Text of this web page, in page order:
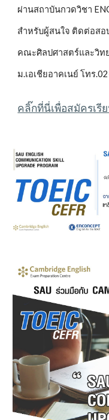
ผ่านสถาบันกวดวิชา
สำหรับผู้สนใจ ติดต่อส
คณะศิลปศาสตร์และวิท
ม.เอเชียอาคเนย์ โทร
คลิ๊กที่นี่เพื่อสมัครเรี